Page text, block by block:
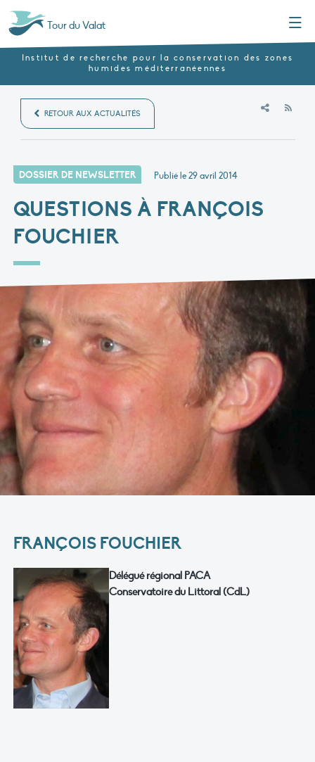
Tour du Valat
Institut de recherche pour la conservation des zones
humides méditerranéennes
RETOUR AUX ACTUALITÉS
DOSSIER DE NEWSLETTER Publié le29 avril 2014
QUESTIONS À FRANÇOIS
FOUCHIER
FRANÇOIS FOUCHIER
Délégué régional PACA
Conservatoire du Littoral (CdL)